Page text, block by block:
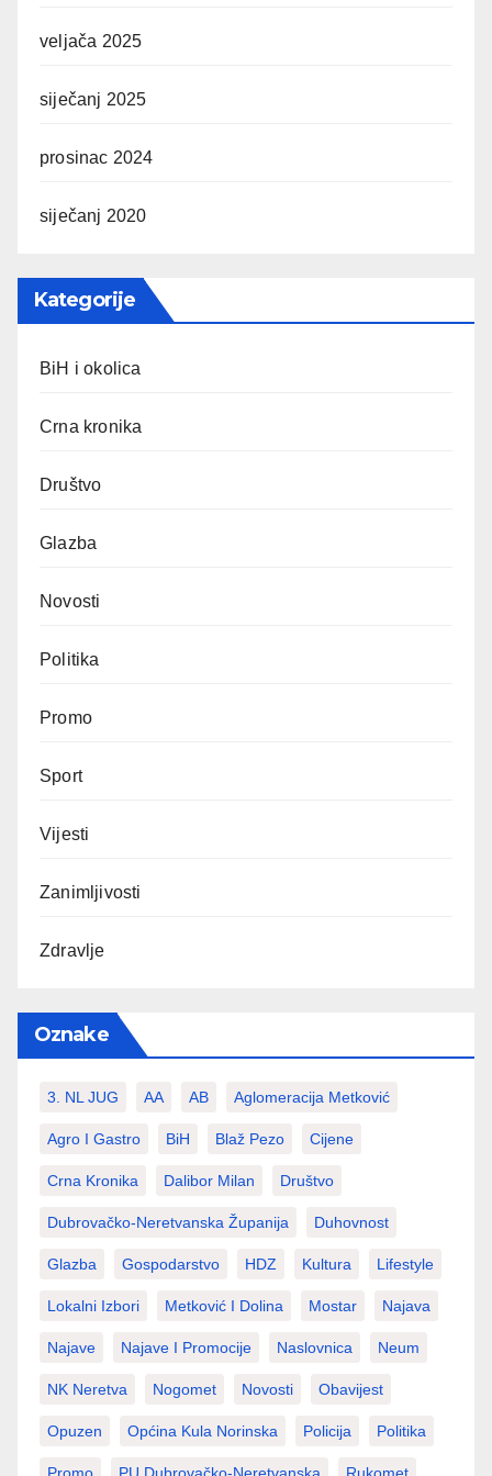
veljača 2025
siječanj 2025
prosinac 2024
siječanj 2020
Kategorije
BiH i okolica
Crna kronika
Društvo
Glazba
Novosti
Politika
Promo
Sport
Vijesti
Zanimljivosti
Zdravlje
Oznake
3. NL JUG AA AB Aglomeracija Metković
Agro I Gastro BiH Blaž Pezo Cijene
Crna Kronika Dalibor Milan Društvo
Dubrovačko-Neretvanska Županija Duhovnost
Glazba Gospodarstvo HDZ Kultura Lifestyle
Lokalni Izbori Metković I Dolina Mostar Najava
Najave Najave I Promocije Naslovnica Neum
NK Neretva Nogomet Novosti Obavijest
Opuzen Općina Kula Norinska Policija Politika
Promo PU Dubrovačko-Neretvanska Rukomet